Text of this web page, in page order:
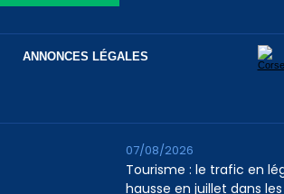
ANNONCES LÉGALES
Tourisme : le trafic en
hausse en juillet dans
07/08/2026